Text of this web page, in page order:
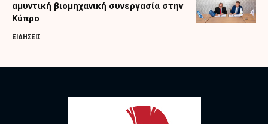
αμυντική βιομηχανική συνεργασία στην
Κύπρο
ΕΙΔΗΣΕΙΣ